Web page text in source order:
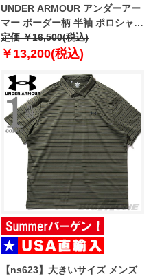
UNDER ARMOUR アンダーアー
マー ボーダー柄 半袖 ポロシャツ
MATCHPLAY STRIPE POLO
USA直輸入 1377376-647
定価 ￥16,500(税込)
￥13,200(税込)
【ns623】大きいサイズ メンズ